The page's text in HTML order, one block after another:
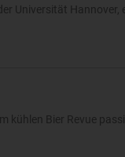
Universität Hannover,
Bier Revue